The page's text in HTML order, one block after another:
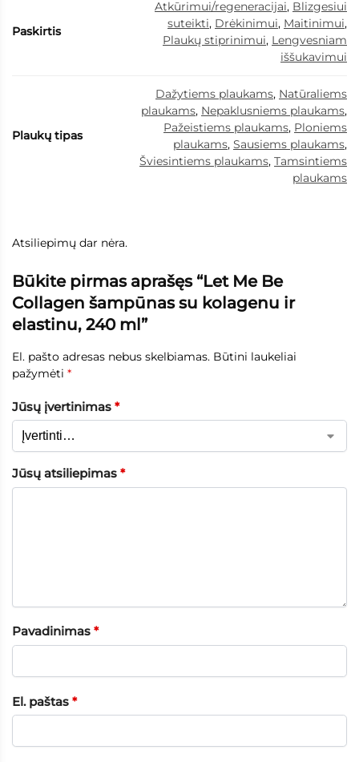
Paskirtis
Atkūrimui/regeneracijai, Blizgesiui
suteikti, Drėkinimui, Maitinimui,
Plaukų stiprinimui, Lengvesniam
iššukavimui
Plaukų tipas
Dažytiems plaukams, Natūraliems
plaukams, Nepaklusniems plaukams,
Pažeistiems plaukams, Ploniems
plaukams, Sausiems plaukams,
Šviesintiems plaukams, Tamsintiems
plaukams
Atsiliepimų dar nėra.
Būkite pirmas aprašęs “Let Me Be
Collagen šampūnas su kolagenu ir
elastinu, 240 ml”
El. pašto adresas nebus skelbiamas. Būtini laukeliai
pažymėti *
Jūsų įvertinimas *
Jūsų atsiliepimas *
Pavadinimas *
El. paštas *